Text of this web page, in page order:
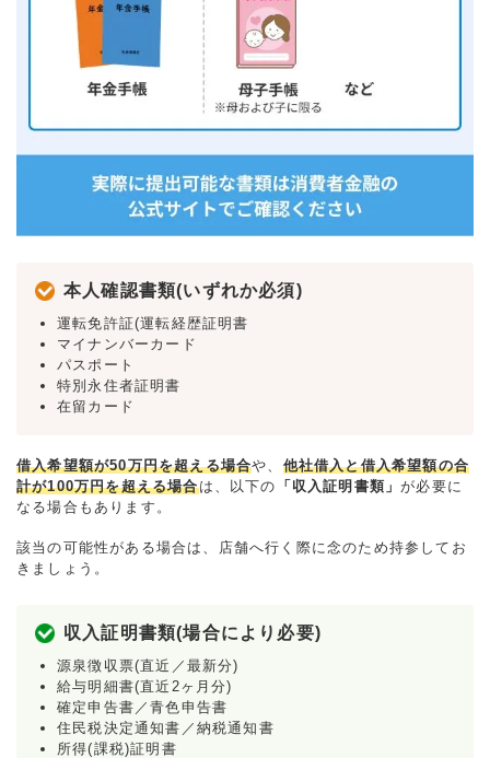
本人確認書類(いずれか必須)
運転免許証(運転経歴証明書
マイナンバーカード
パスポート
特別永住者証明書
在留カード
借入希望額が50万円を超える場合や、 他社借入と借入希望額の合
計が100万円を超える場合は、以下の 「収入証明書類」が必要に
なる場合もあります。
該当の可能性がある場合は、店舗へ行く際に念のため持参してお
きましょう。
収入証明書類(場合により必要)
源泉徴収票(直近／最新分)
給与明細書(直近2ヶ月分)
確定申告書／青色申告書
住民税決定通知書／納税通知書
所得(課税)証明書